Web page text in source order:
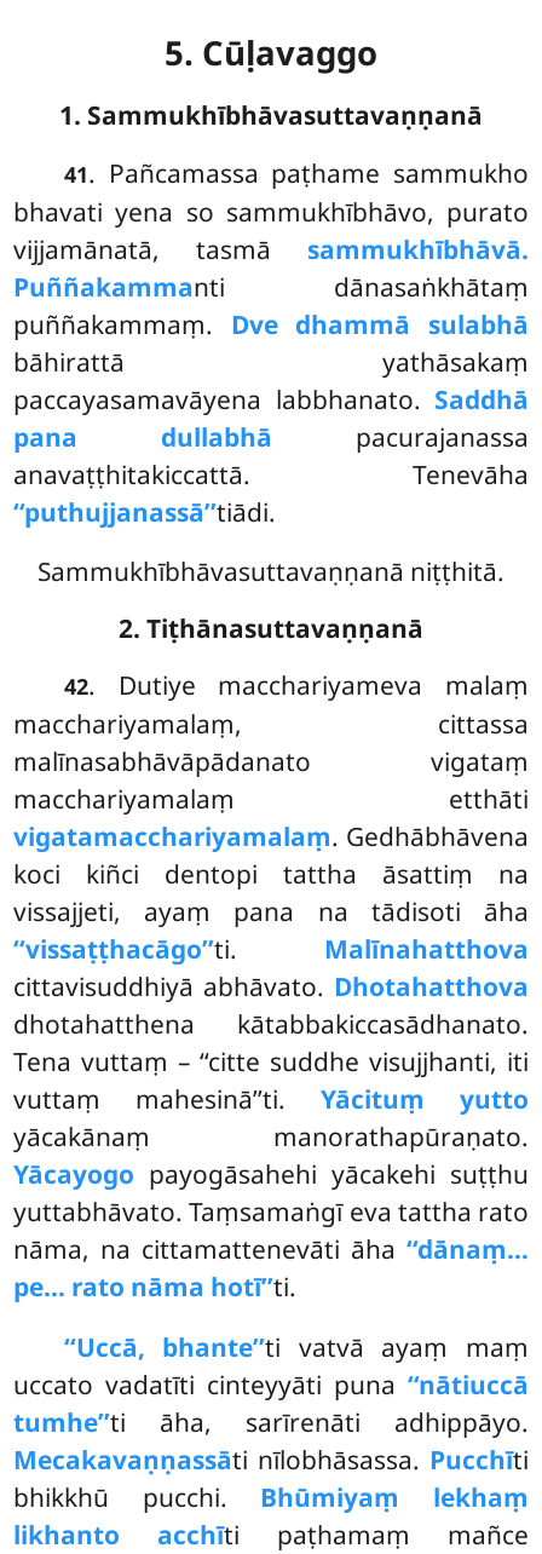
5. Cūḷavaggo
1. Sammukhībhāvasuttavaṇṇanā
41. Pañcamassa paṭhame sammukho
bhavati yena so sammukhībhāvo, purato
vijjamānatā, tasmā sammukhībhāvā.
Puññakammanti dānasaṅkhātaṃ
puññakammaṃ. Dve dhammā sulabhā
bāhirattā yathāsakaṃ
paccayasamavāyena labbhanato. Saddhā
pana dullabhā pacurajanassa
anavaṭṭhitakiccattā. Tenevāha
‘‘puthujjanassā’’tiādi.
Sammukhībhāvasuttavaṇṇanā niṭṭhitā.
2. Tiṭhānasuttavaṇṇanā
42. Dutiye macchariyameva malaṃ
macchariyamalaṃ, cittassa
malīnasabhāvāpādanato vigataṃ
macchariyamalaṃ etthāti
vigatamacchariyamalaṃ. Gedhābhāvena
koci kiñci dentopi tattha āsattiṃ na
vissajjeti, ayaṃ pana na tādisoti āha
‘‘vissaṭṭhacāgo’’ti. Malīnahatthova
cittavisuddhiyā abhāvato. Dhotahatthova
dhotahatthena kātabbakiccasādhanato.
Tena vuttaṃ – ‘‘citte suddhe visujjhanti, iti
vuttaṃ mahesinā’’ti. Yācituṃ yutto
yācakānaṃ manorathapūraṇato.
Yācayogo payogāsahehi yācakehi suṭṭhu
yuttabhāvato. Taṃsamaṅgī eva tattha rato
nāma, na cittamattenevāti āha ‘‘dānaṃ…
pe… rato nāma hotī’’ti.
‘‘Uccā, bhante’’ti vatvā ayaṃ maṃ
uccato vadatīti cinteyyāti puna ‘‘nātiuccā
tumhe’’ti āha, sarīrenāti adhippāyo.
Mecakavaṇṇassāti nīlobhāsassa. Pucchīti
bhikkhū pucchi. Bhūmiyaṃ lekhaṃ
likhanto acchīti paṭhamaṃ mañce